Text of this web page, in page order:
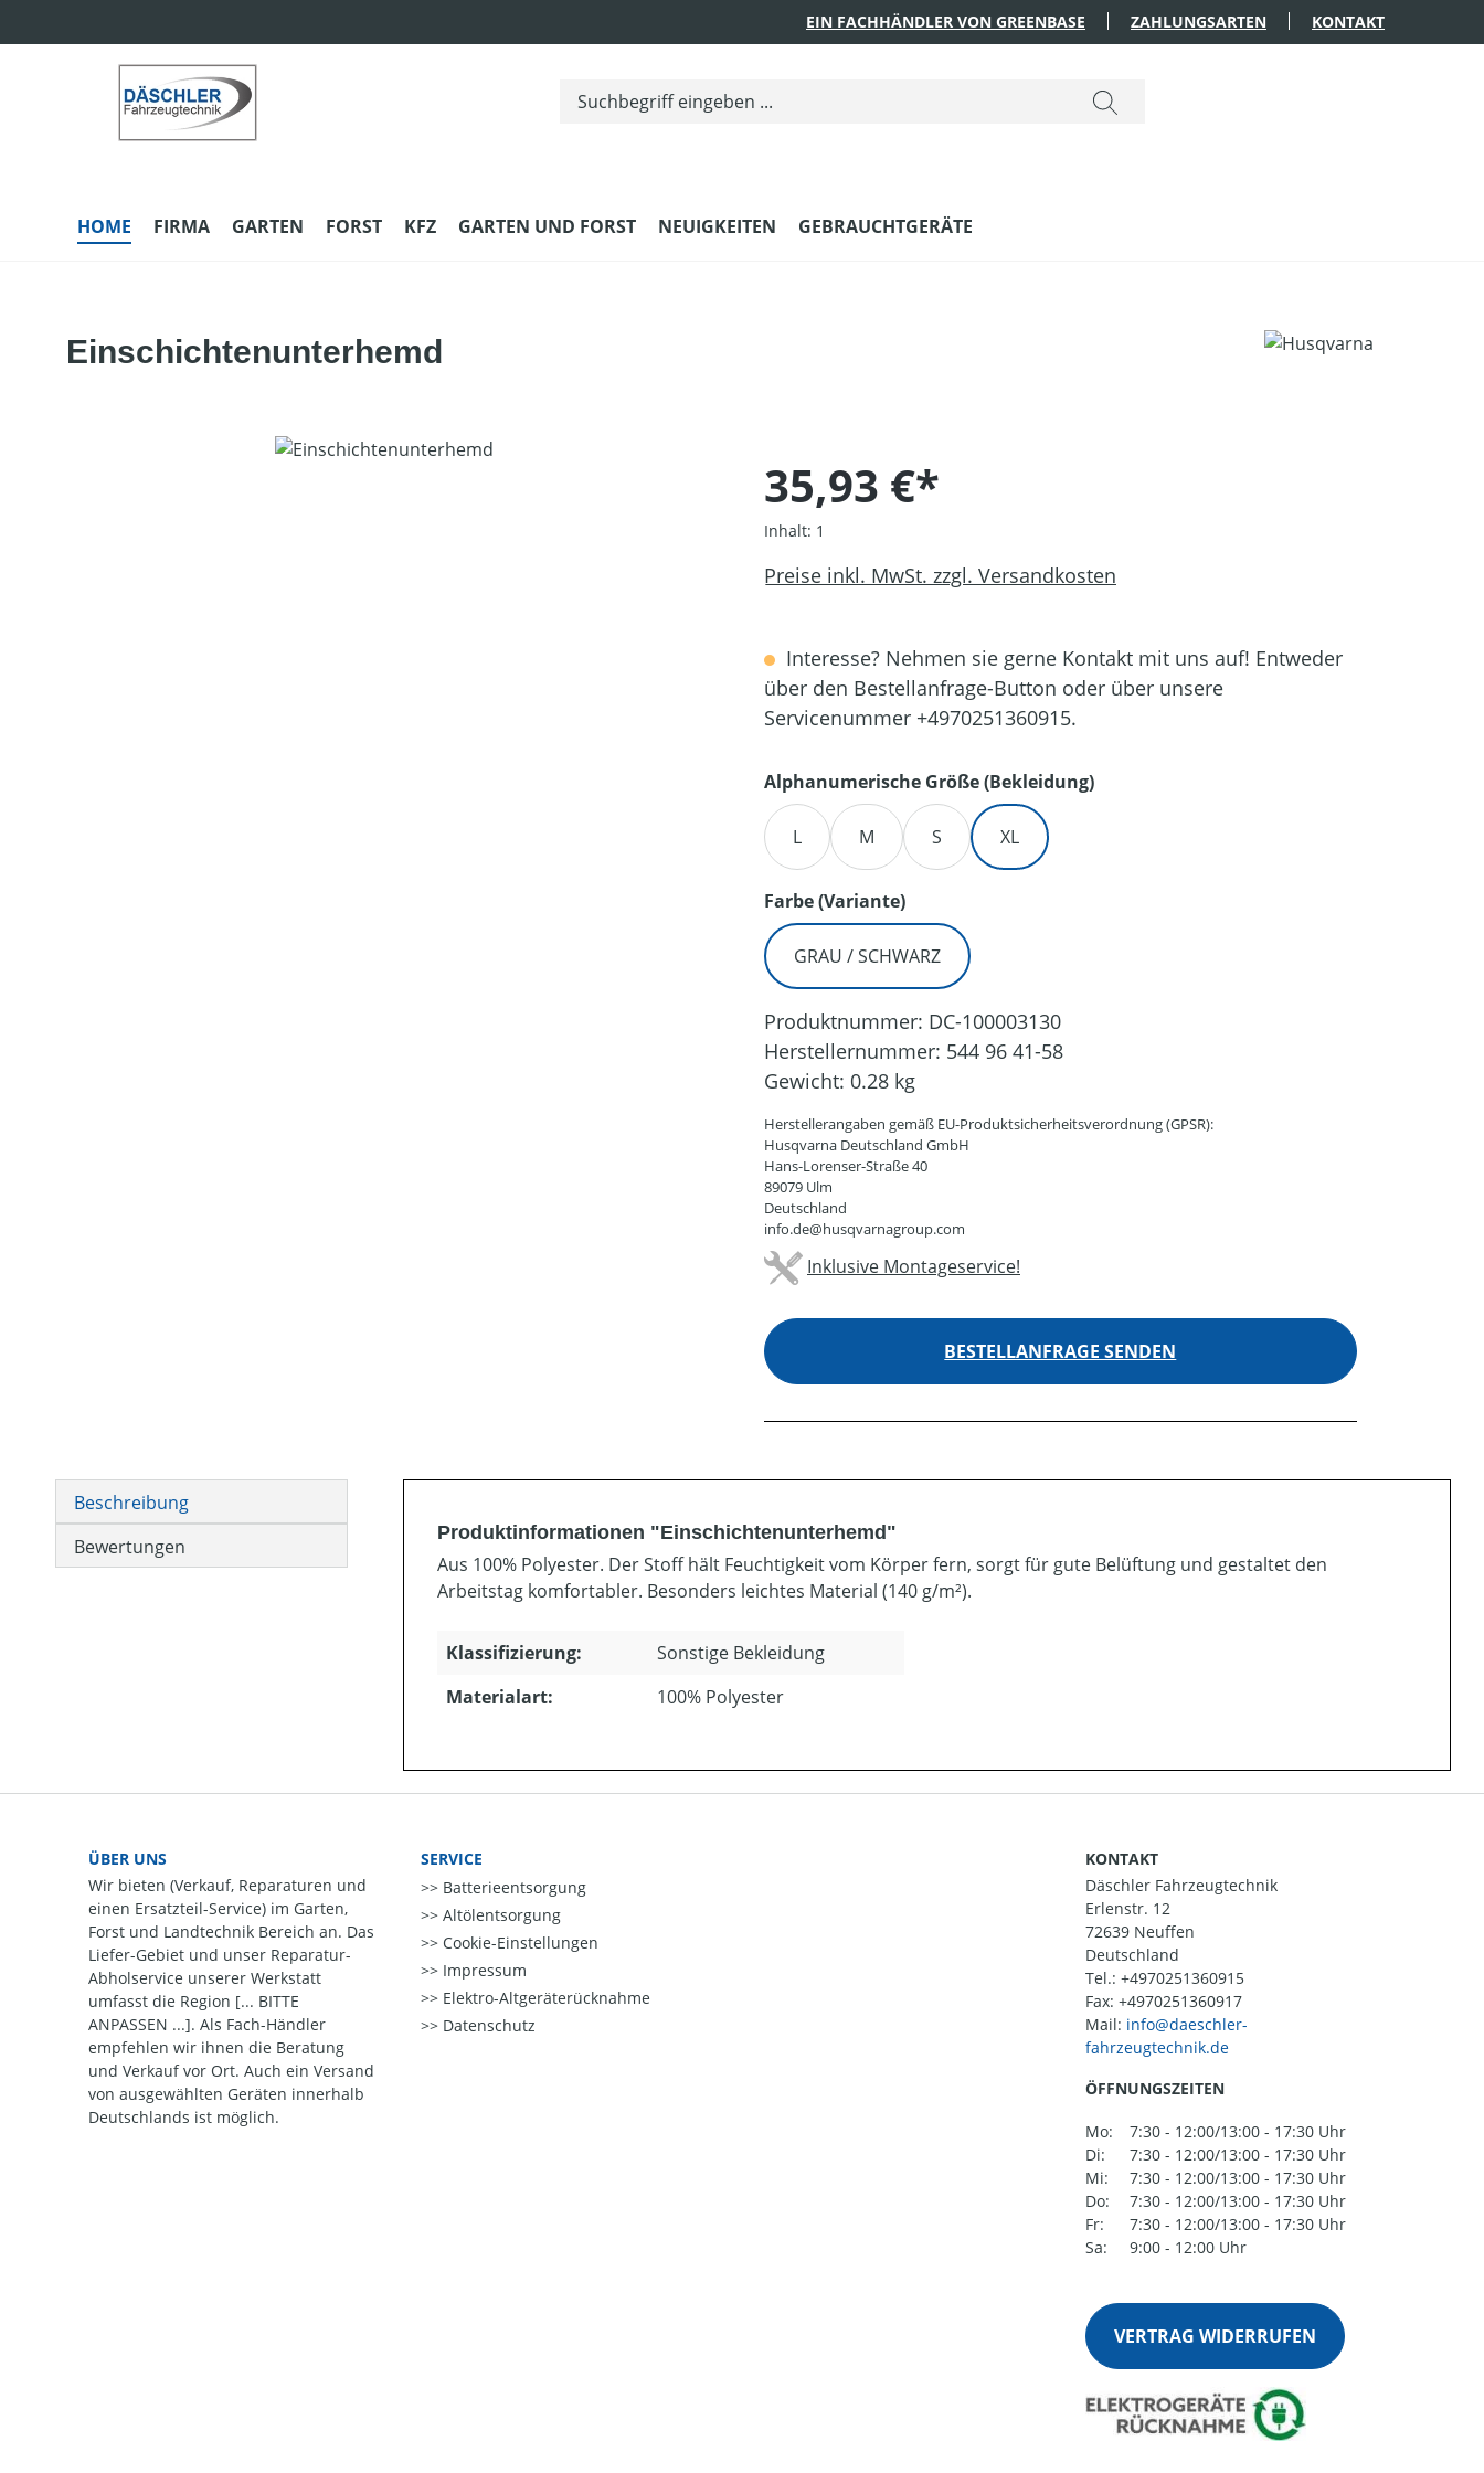
EIN FACHHÄNDLER VON GREENBASE ZAHLUNGSARTEN KONTAKT
HOME FIRMA GARTEN FORST KFZ GARTEN UND FORST NEUIGKEITEN GEBRAUCHTGERÄTE
Einschichtenunterhemd
35,93 €*
Inhalt: 1
Preise inkl. MwSt. zzgl. Versandkosten
Interesse? Nehmen sie gerne Kontakt mit uns auf! Entweder
über den Bestellanfrage-Button oder über unsere
Servicenummer +4970251360915.
Alphanumerische Größe (Bekleidung)auswählen
L M S XL
Farbe (Variante)auswählen
GRAU / SCHWARZ
Produktnummer: DC-100003130
Herstellernummer: 544 96 41-58
Gewicht: 0.28 kg
Herstellerangaben gemäß EU-Produktsicherheitsverordnung (GPSR):
Husqvarna Deutschland GmbH
Hans-Lorenser-Straße 40
89079 Ulm
Deutschland
info.de@husqvarnagroup.com
Inklusive Montageservice!
BESTELLANFRAGE SENDEN
Beschreibung
Bewertungen
Produktinformationen "Einschichtenunterhemd"
Aus 100% Polyester. Der Stoff hält Feuchtigkeit vom Körper fern, sorgt für gute Belüftung und gestaltet den
Arbeitstag komfortabler. Besonders leichtes Material (140 g/m²).
Klassifizierung:
Sonstige Bekleidung
Materialart:
100% Polyester
ÜBER UNS
Wir bieten (Verkauf, Reparaturen und
einen Ersatzteil-Service) im Garten,
Forst und Landtechnik Bereich an. Das
Liefer-Gebiet und unser Reparatur-
Abholservice unserer Werkstatt
umfasst die Region [... BITTE
ANPASSEN ...]. Als Fach-Händler
empfehlen wir ihnen die Beratung
und Verkauf vor Ort. Auch ein Versand
von ausgewählten Geräten innerhalb
Deutschlands ist möglich.
SERVICE
Batterieentsorgung
Altölentsorgung
Cookie-Einstellungen
Impressum
Elektro-Altgeräterücknahme
Datenschutz
KONTAKT
Däschler Fahrzeugtechnik
Erlenstr. 12
72639 Neuffen
Deutschland
Tel.: +4970251360915
Fax: +4970251360917
Mail:
ÖFFNUNGSZEITEN
Mo:
7:30 - 12:00/13:00 - 17:30 Uhr
Di:
7:30 - 12:00/13:00 - 17:30 Uhr
Mi:
7:30 - 12:00/13:00 - 17:30 Uhr
Do:
7:30 - 12:00/13:00 - 17:30 Uhr
Fr:
7:30 - 12:00/13:00 - 17:30 Uhr
Sa:
9:00 - 12:00 Uhr
VERTRAG WIDERRUFEN